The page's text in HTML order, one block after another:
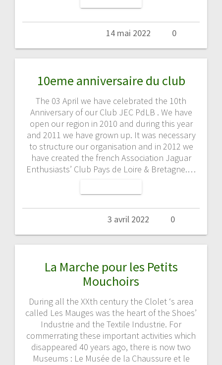
14 mai 2022 0
10eme anniversaire du club
The 03 April we have celebrated the 10th
Anniversary of our Club JEC PdLB . We have
open our region in 2010 and during this year
and 2011 we have grown up. It was necessary
to structure our organisation and in 2012 we
have created the french Association Jaguar
Enthusiasts’ Club Pays de Loire & Bretagne.…
3 avril 2022 0
La Marche pour les Petits
Mouchoirs
During all the XXth century the Clolet ‘s area
called Les Mauges was the heart of the Shoes’
Industrie and the Textile Industrie. For
commerrating these important activities which
disappeared 40 years ago, there is now two
Museums : Le Musée de la Chaussure et le